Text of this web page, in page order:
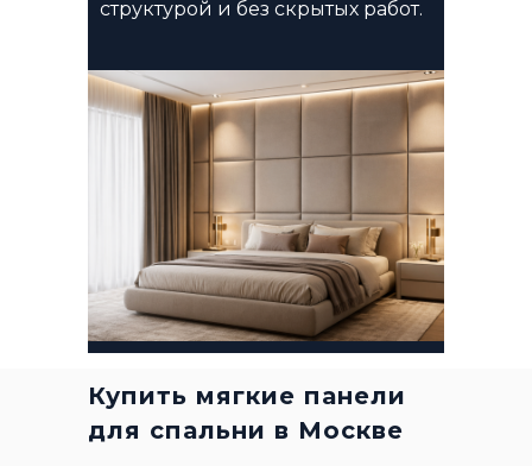
структурой и без скрытых работ.
Купить мягкие панели
для спальни в Москве